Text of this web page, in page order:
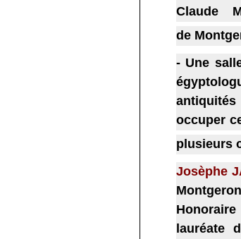
Claude
de
- Une
occuper
plusieurs
Josèphe
lauréate